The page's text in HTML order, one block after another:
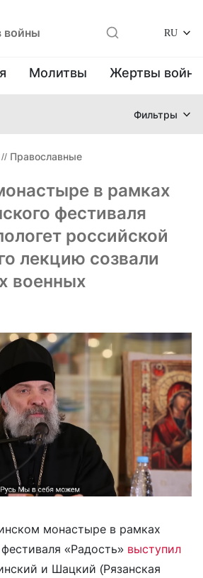
войны RU
Молитвы Жертвы
Фильтры
// Православные
в рамках
фестиваля
российской
лекцию созвали
военных
монастыре в рамках
«Радость» выступил
и Шацкий (Рязанская